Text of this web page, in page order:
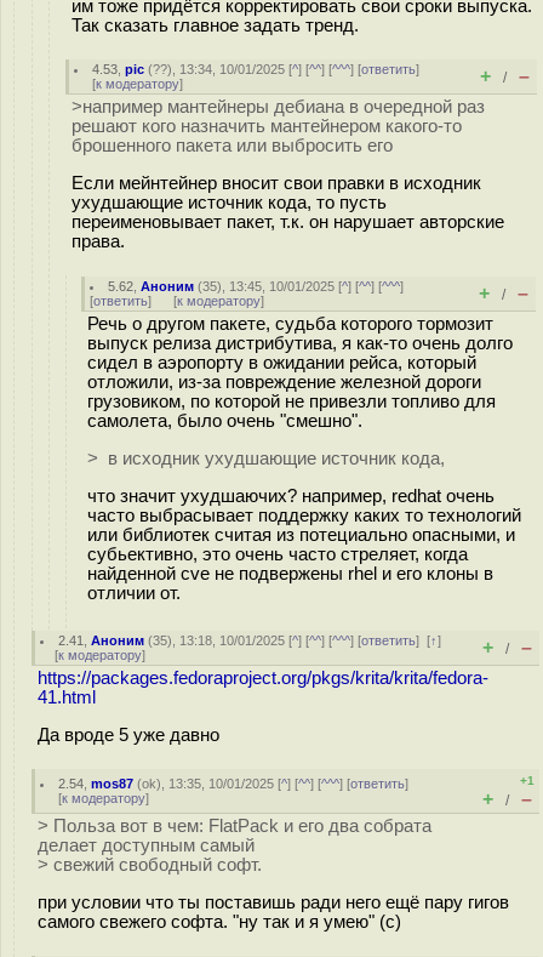
им тоже придётся корректировать свои сроки выпуска.
Так сказать главное задать тренд.
4.53 ,pic (??), 13:34, 10/01/2025 [^] [^^] [^^^] [ответить]
[к модератору] + / –
>например мантейнеры дебиана в очередной раз
решают кого назначить мантейнером какого-то
брошенного пакета или выбросить его
Если мейнтейнер вносит свои правки в исходник
ухудшающие источник кода, то пусть
переименовывает пакет, т.к. он нарушает авторские
права.
5.62 ,Аноним (35), 13:45, 10/01/2025 [^] [^^] [^^^]
[ответить] [к модератору] + / –
Речь о другом пакете, судьба которого тормозит
выпуск релиза дистрибутива, я как-то очень долго
сидел в аэропорту в ожидании рейса, который
отложили, из-за повреждение железной дороги
грузовиком, по которой не привезли топливо для
самолета, было очень "смешно".
> в исходник ухудшающие источник кода,
что значит ухудшаючих? например, redhat очень
часто выбрасывает поддержку каких то технологий
или библиотек считая из потециально опасными, и
субьективно, это очень часто стреляет, когда
найденной cve не подвержены rhel и его клоны в
отличии от.
2.41 ,Аноним (35), 13:18, 10/01/2025 [^] [^^] [^^^] [ответить][↑]
[к модератору] + / –
https://packages.fedoraproject.org/pkgs/krita/krita/fedora-
41.html
Да вроде 5 уже давно
2.54 ,mos87 (ok), 13:35, 10/01/2025 [^] [^^] [^^^] [ответить]
[к модератору]
+1
+ / –
> Польза вот в чем: FlatPack и его два собрата
делает доступным самый
> свежий свободный софт.
при условии что ты поставишь ради него ещё пару гигов
самого свежего софта. "ну так и я умею" (с)